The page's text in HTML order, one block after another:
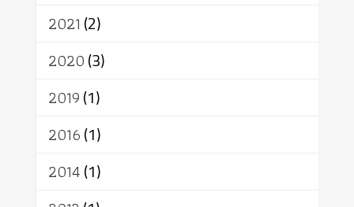
อัตถะ
เทวดา
2021 (2)
2020(3)
2019(1)
2016(1)
2014(1)